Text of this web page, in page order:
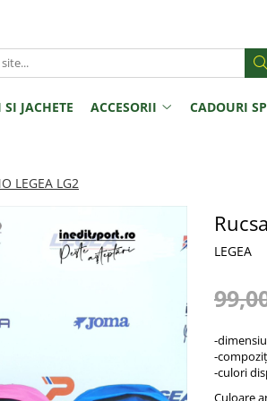
SI JACHETE ACCESORII CADOURI
LEGEA LG2
LEGEA
-
-
-culori
Culoare